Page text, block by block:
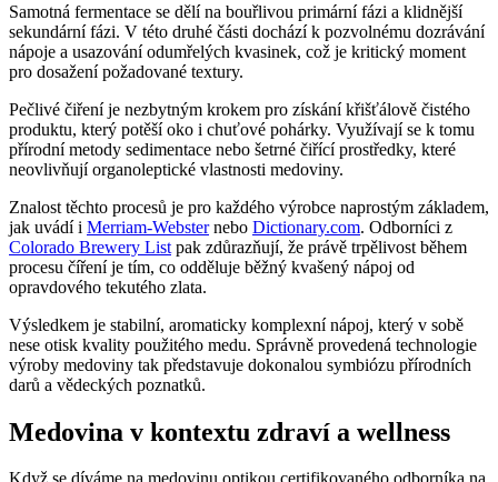
Samotná fermentace se dělí na bouřlivou primární fázi a klidnější
sekundární fázi. V této druhé části dochází k pozvolnému dozrávání
nápoje a usazování odumřelých kvasinek, což je kritický moment
pro dosažení požadované textury.
Pečlivé čiření je nezbytným krokem pro získání křišťálově čistého
produktu, který potěší oko i chuťové pohárky. Využívají se k tomu
přírodní metody sedimentace nebo šetrné čiřící prostředky, které
neovlivňují organoleptické vlastnosti medoviny.
Znalost těchto procesů je pro každého výrobce naprostým základem,
jak uvádí i Merriam-Websternebo Dictionary.com. Odborníci z
Colorado Brewery List pak zdůrazňují, že právě trpělivost během
procesu číření je tím, co odděluje běžný kvašený nápoj od
opravdového tekutého zlata.
Výsledkem je stabilní, aromaticky komplexní nápoj, který v sobě
nese otisk kvality použitého medu. Správně provedená technologie
výroby medoviny tak představuje dokonalou symbiózu přírodních
darů a vědeckých poznatků.
Medovina v kontextu zdraví a wellness